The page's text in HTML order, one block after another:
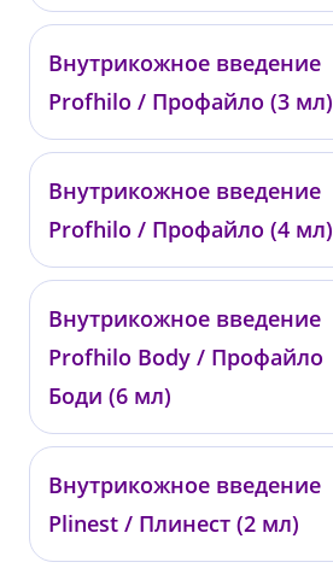
01830
от 29 000 ₽
Внутрикожное введение
Profhilo / Профайло (3 мл)
0455
от 45 900 ₽
Внутрикожное введение
Profhilo / Профайло (4 мл)
01831
от 54 000 ₽
Внутрикожное введение
Profhilo Body / Профайло
Боди (6 мл)
0372
от 88 000 ₽
Внутрикожное введение
Plinest / Плинест (2 мл)